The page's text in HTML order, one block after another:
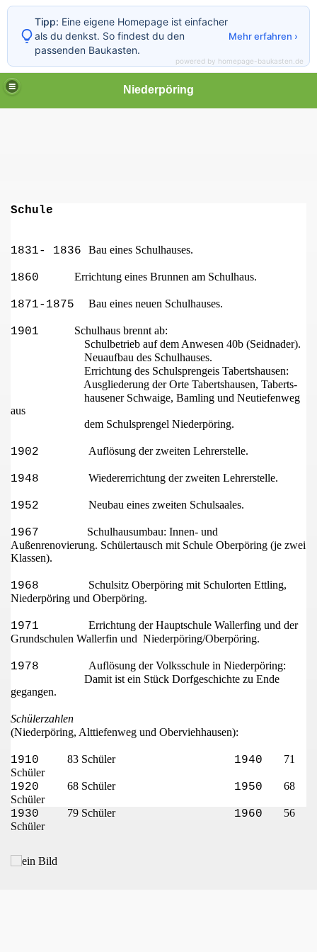
Niederpöring
Schule
1831- 1836 Bau eines Schulhauses.
1860 Errichtung eines Brunnen am Schulhaus.
1871-1875 Bau eines neuen Schulhauses.
1901
Schulhaus brennt ab:
Schulbetrieb auf dem Anwesen 40b (Seidnader).
Neuaufbau des Schulhauses.
Errichtung des Schulsprengeis Tabertshausen:
Ausgliederung der Orte Tabertshausen, Taberts-
hausener Schwaige, Bamling und Neutiefenweg
aus
dem Schulsprengel Niederpöring.
1902 Auflösung der zweiten Lehrerstelle.
1948 Wiedererrichtung der zweiten Lehrerstelle.
1952 Neubau eines zweiten Schulsaales.
1967
Schulhausumbau: Innen- und
Außenrenovierung. Schülertausch mit Schule Oberpöring (je zwei
Klassen).
1968 Schulsitz Oberpöring mit Schulorten Ettling,
Nieder­pöring und Oberpöring.
1971
Errichtung der Hauptschule Wallerfing und der
Grundschulen Wallerfin und Niederpöring/Oberpöring.
1978 Auflösung der Volksschule in Niederpöring:
Damit ist ein Stück Dorfgeschichte zu Ende
gegangen.
Schülerzahlen
(Niederpöring, Alttiefenweg und Oberviehhausen):
1910 83 Schüler 1940
71
Schüler
1920 68 Schüler 1950
68
Schüler
1930 79 Schüler 1960
56
Schüler
Isar
Tipp: Eine eigene Homepage ist einfacher
als du denkst. So findest du den
passenden Baukasten.
Mehr erfahren ›
powered by homepage-baukasten.de